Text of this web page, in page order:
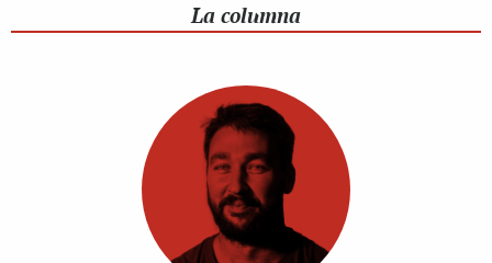
La columna